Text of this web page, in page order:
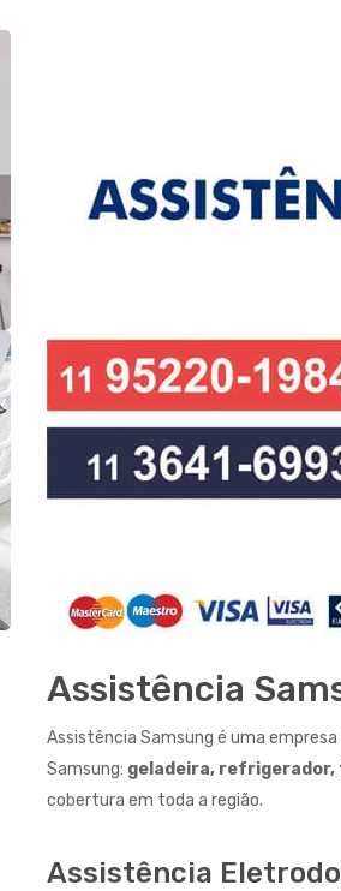
Assistência
Assistência Samsung é uma
Samsung: geladeira, refrigerador,
cobertura em toda a região.
Assistência